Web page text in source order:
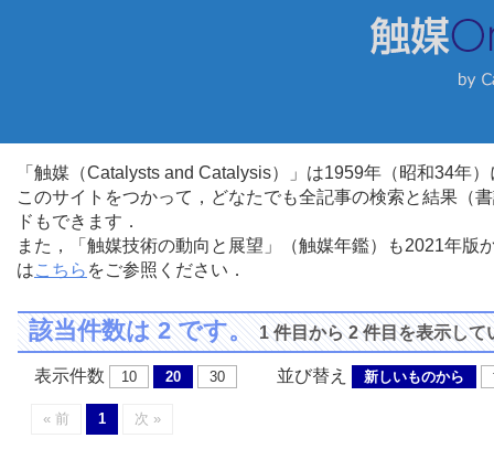
「触媒（Catalysts and Catalysis）」は1959年（昭和34年
このサイトをつかって，どなたでも全記事の検索と結果（
ドもできます．
また，「触媒技術の動向と展望」（触媒年鑑）も2021年
はこちら をご参照ください．
該当件数は 2 です。1 件目から 2 件目を表示して
表示件数 10 20 30 並び替え 新しいものから
« 前 1 次 »